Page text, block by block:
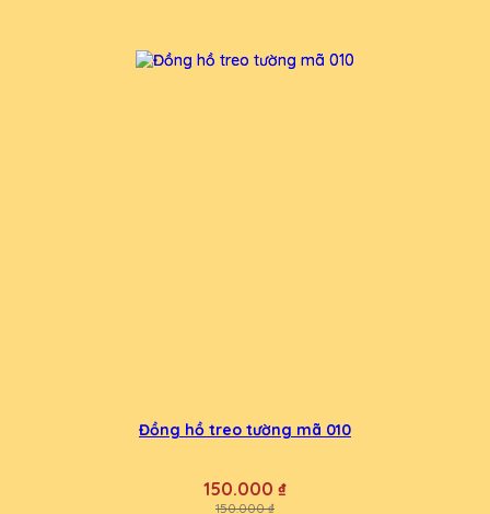
Đồng hồ treo tường mã 010
150.000 ₫
150.000 ₫